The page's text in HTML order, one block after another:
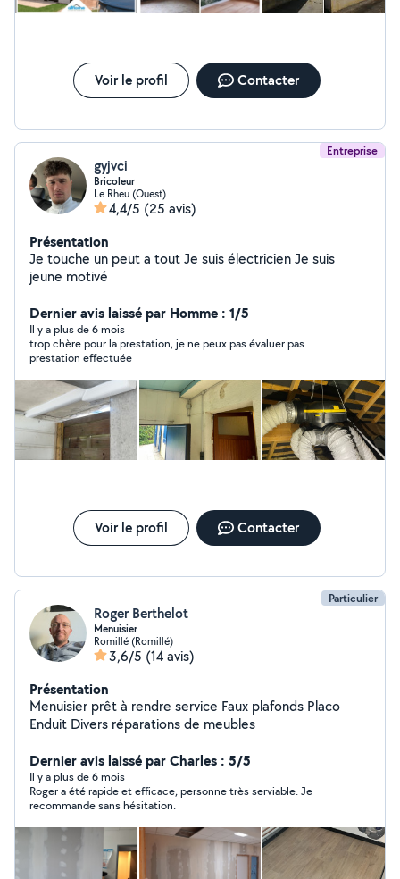
Voir le profil Contacter
Entreprise
gyjvci
Bricoleur
Le Rheu (Ouest)
4,4/5 (25 avis)
Présentation
Je touche un peut a tout Je suis électricien Je suis
jeune motivé
Dernier avis laissé par Homme : 1/5
Il y a plus de 6 mois
trop chère pour la prestation, je ne peux pas évaluer pas
prestation effectuée
Voir le profil Contacter
Particulier
Roger Berthelot
Menuisier
Romillé (Romillé)
3,6/5 (14 avis)
Présentation
Menuisier prêt à rendre service Faux plafonds Placo
Enduit Divers réparations de meubles
Dernier avis laissé par Charles : 5/5
Il y a plus de 6 mois
Roger a été rapide et efficace, personne très serviable. Je
recommande sans hésitation.